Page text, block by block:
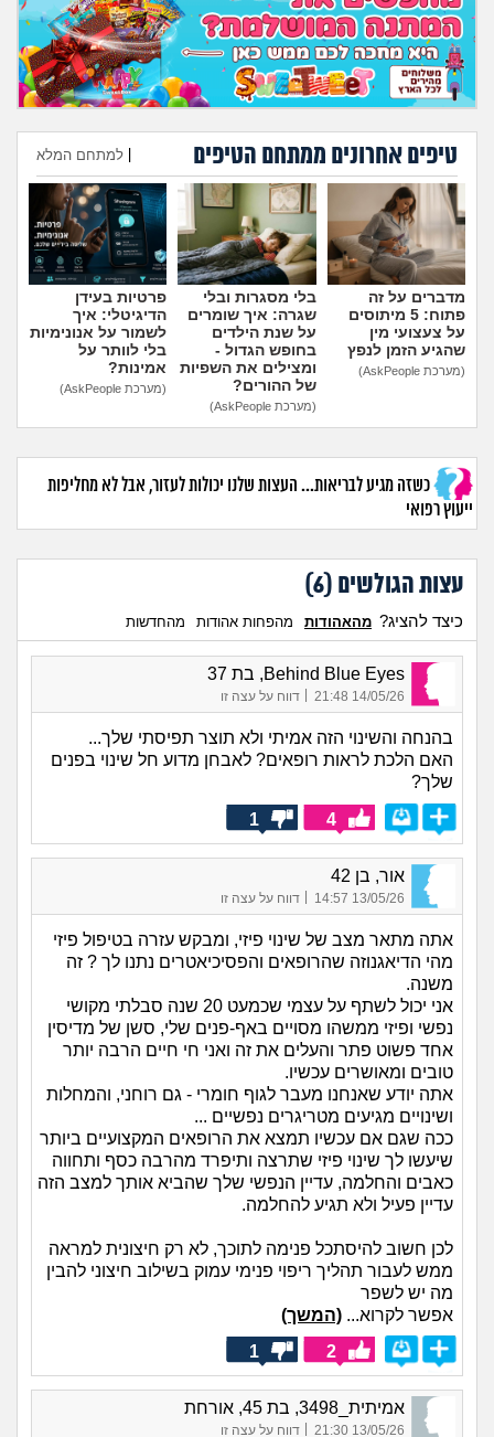
טיפים אחרונים ממתחם הטיפים למתחם המלא
הוספת טיפ
מדברים על זה
פתוח: 5 מיתוסים
על צעצועי מין
שהגיע הזמן לנפץ
(מערכת AskPeople)
בלי מסגרות ובלי
שגרה: איך שומרים
על שנת הילדים
בחופש הגדול -
ומצילים את השפיות
של ההורים?
(מערכת AskPeople)
פרטיות בעידן
הדיגיטלי: איך
לשמור על אנונימיות
בלי לוותר על
אמינות?
(מערכת AskPeople)
כשזה מגיע לבריאות... העצות שלנו יכולות לעזור, אבל לא מחליפות
ייעוץ רפואי
עצות הגולשים (6
)
כיצד להציג? מהאהודות מהפחות אהודות מהחדשות
Behind Blue Eyes, בת 37
14/05/26 21:48 דווח על עצה זו
בהנחה והשינוי הזה אמיתי ולא תוצר תפיסתי שלך...
האם הלכת לראות רופאים? לאבחן מדוע חל שינוי בפנים
שלך?
4
1
אור, בן 42
13/05/26 14:57
| דווח על עצה זו
אתה מתאר מצב של שינוי פיזי, ומבקש עזרה בטיפול פיזי
מהי הדיאגנוזה שהרופאים והפסיכיאטרים נתנו לך ? זה
משנה.
אני יכול לשתף על עצמי שכמעט 20 שנה סבלתי מקושי
נפשי ופיזי ממשהו מסויים באף-פנים שלי, סשן של מדיסין
אחד פשוט פתר והעלים את זה ואני חי חיים הרבה יותר
טובים ומאושרים עכשיו.
אתה יודע שאנחנו מעבר לגוף חומרי - גם רוחני, והמחלות
ושינויים מגיעים מטריגרים נפשיים ...
ככה שגם אם עכשיו תמצא את הרופאים המקצועיים ביותר
שיעשו לך שינוי פיזי שתרצה ותיפרד מהרבה כסף ותחווה
כאבים והחלמה, עדיין הנפשי שלך שהביא אותך למצב הזה
עדיין פעיל ולא תגיע להחלמה.
לכן חשוב להיסתכל פנימה לתוכך, לא רק חיצונית למראה
ממש לעבור תהליך ריפוי פנימי עמוק בשילוב חיצוני להבין
מה יש לשפר
אפשר לקרוא... (המשך)
2
1
אמיתית_3498, בת 45, אורחת
13/05/26 21:30
| דווח על עצה זו